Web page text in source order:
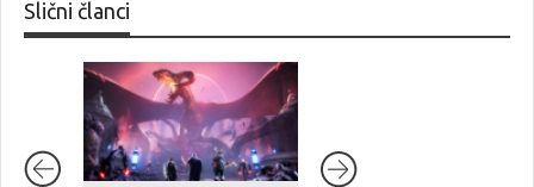
Slični članci